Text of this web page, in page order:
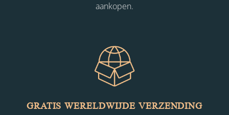
aankopen.
GRATIS WERELDWIJDE VERZENDING